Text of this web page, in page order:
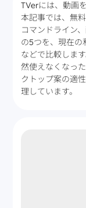
TVerには、動画
本記事では、無
コマンドライン
の5つを、現在の
などで比較しま
然使えなくなっ
クトップ案の適
理しています。